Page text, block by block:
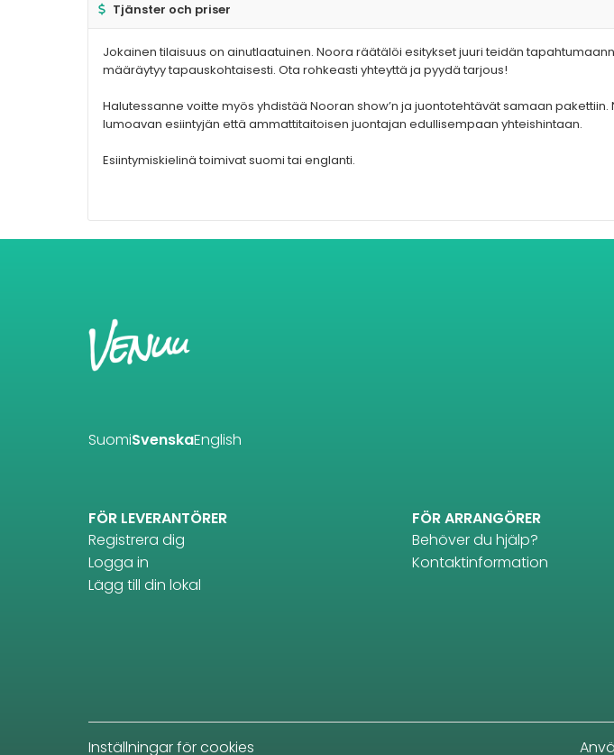
Tjänster och priser
Jokainen tilaisuus on ainutlaatuinen. Noora räätälöi esitykset juuri teidän
määräytyy tapauskohtaisesti. Ota rohkeasti yhteyttä ja pyydä tarjous!
Halutessanne voitte myös yhdistää Nooran show’n ja juontotehtävät samaan pakettiin.
lumoavan esiintyjän että ammattitaitoisen juontajan edullisempaan yhteishintaan.
Esiintymiskielinä toimivat suomi tai englanti.
SuomiSvenskaEnglish
FÖR LEVERANTÖRER
Registrera dig
Logga in
Lägg till din lokal
FÖR ARRANGÖRER
Behöver du hjälp?
Kontaktinformation
Inställningar för cookies